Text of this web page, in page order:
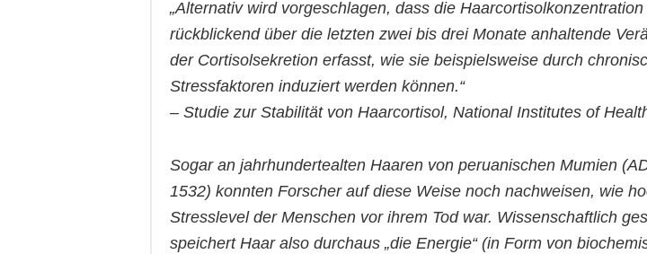
„Alternativ wird vorgeschlagen, dass die Haarcortisolkonzentration
rückblickend über die letzten zwei bis drei Monate anhaltende
der Cortisolsekretion erfasst, wie sie beispielsweise durch
Stressfaktoren induziert werden können.“
– Studie zur Stabilität von Haarcortisol, National Institutes of
Sogar an jahrhundertealten Haaren von peruanischen Mumien
1532) konnten Forscher auf diese Weise noch nachweisen, wie
Stresslevel der Menschen vor ihrem Tod war. Wissenschaftlich
speichert Haar also durchaus „die Energie“ (in Form von